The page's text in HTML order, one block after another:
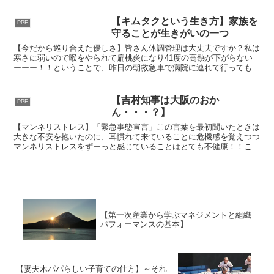
PPF
【キムタクという生き方】家族を
守ることが生きがいの一つ
【今だから巡り合えた優しさ】皆さん体調管理は大丈夫ですか？私は
寒さに弱いので喉をやられて扁桃炎になり41度の高熱が下がらない
ーーー！！ということで、昨日の朝救急車で病院に連れて行ってもら
PPF
【吉村知事は大阪のおか
ん・・・？】
【マンネリストレス】「緊急事態宣言」この言葉を最初聞いたときは
大きな不安を抱いたのに、耳慣れて来ていることに危機感を覚えつつ
マンネリストレスをずーっと感じていることはとても不健康！！こん
【第一次産業から学ぶマネジメントと組織
パフォーマンスの基本】
【妻夫木パパらしい子育ての仕方】～それ